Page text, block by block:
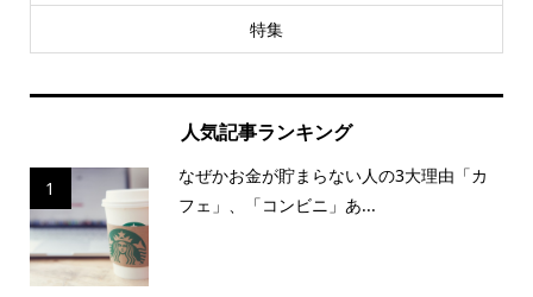
特集
人気記事ランキング
1
なぜかお金が貯まらない人の3大理由「カ
フェ」、「コンビニ」あ...